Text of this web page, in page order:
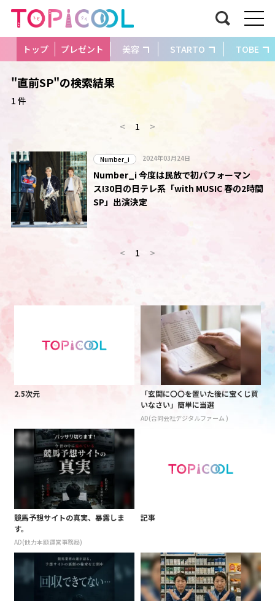
トップ プレゼント 美容 STARTO TOBE
"直前SP"の検索結果
1 件
< 1 >
Number_i 2024年03月24日
Number_i 今度は民放で初パフォーマン
ス!30日の日テレ系「with MUSIC 春の2時間
SP」出演決定
< 1 >
2.5次元
「玄関に〇〇を置いた後に宝くじ買
いなさい」簡単に当選
AD(合同会社デジタルファーム )
競馬予想サイトの真実、暴露しま
す。
AD(他力本願運営事務局)
記事